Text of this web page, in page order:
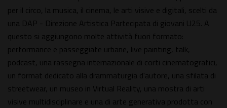
per il circo, la musica, il cinema, le arti visive e digitali, scelti da
una DAP - Direzione Artistica Partecipata di giovani U25. A
questo si aggiungono molte attività fuori formato:
performance e passeggiate urbane, live painting, talk,
podcast, una rassegna internazionale di corti cinematografici,
un format dedicato alla drammaturgia d'autore, una sfilata di
streetwear, un museo in Virtual Reality, una mostra di arti
visive multidisciplinare e una di arte generativa prodotta con